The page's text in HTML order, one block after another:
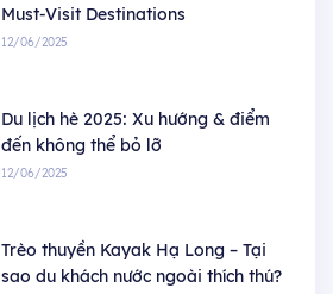
Must-Visit Destinations
12/06/2025
Du lịch hè 2025: Xu hướng & điểm
đến không thể bỏ lỡ
12/06/2025
Trèo thuyền Kayak Hạ Long – Tại
sao du khách nước ngoài thích thú?